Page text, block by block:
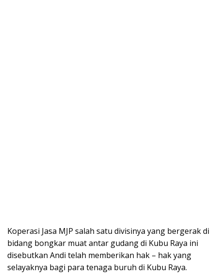
Koperasi Jasa MJP salah satu divisinya yang bergerak di
bidang bongkar muat antar gudang di Kubu Raya ini
disebutkan Andi telah memberikan hak – hak yang
selayaknya bagi para tenaga buruh di Kubu Raya.